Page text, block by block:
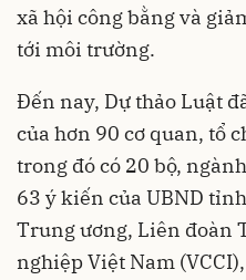
xã hội công bằng và
tới môi trường.
Đến nay, Dự thảo Luật
của hơn 90 cơ quan, tổ
trong đó có 20 bộ,
63 ý kiến của UBND
Trung ương, Liên đoàn
nghiệp Việt Nam